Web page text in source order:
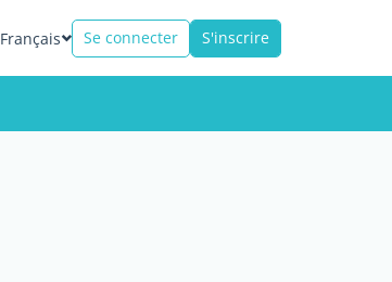
Français Se connecter S'inscrire